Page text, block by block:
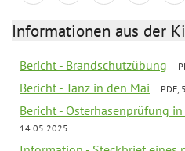
Informationen aus der
Bericht - Brandschutzübung
Bericht - Tanz in den Mai PDF,
Bericht - Osterhasenprüfung
14.05.2025